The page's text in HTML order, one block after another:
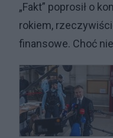
„Fakt” poprosił o
rokiem,
finansowe. Choć